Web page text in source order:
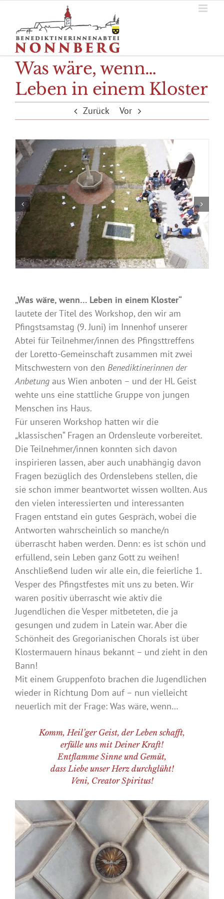
springen
Was wäre, wenn…
Leben in einem Kloster
Zurück Vor
„Was wäre, wenn… Leben in einem Kloster“
lautete der Titel des Workshop, den wir am
Pfingstsamstag (9. Juni) im Innenhof unserer
Abtei für Teilnehmer/innen des Pfingsttreffens
der Loretto-Gemeinschaft zusammen mit zwei
Mitschwestern von den Benediktinerinnen der
Anbetung aus Wien anboten – und der Hl. Geist
wehte uns eine stattliche Gruppe von jungen
Menschen ins Haus.
Für unseren Workshop hatten wir die
„klassischen“ Fragen an Ordensleute vorbereitet.
Die Teilnehmer/innen konnten sich davon
inspirieren lassen, aber auch unabhängig davon
Fragen bezüglich des Ordenslebens stellen, die
sie schon immer beantwortet wissen wollten. Aus
den vielen interessierten und interessanten
Fragen entstand ein gutes Gespräch, wobei die
Antworten wahrscheinlich so manche/n
überrascht haben werden. Denn: es ist schön und
erfüllend, sein Leben ganz Gott zu weihen!
Anschließend luden wir alle ein, die feierliche 1.
Vesper des Pfingstfestes mit uns zu beten. Wir
waren positiv überrascht wie aktiv die
Jugendlichen die Vesper mitbeteten, die ja
gesungen und zudem in Latein war. Aber die
Schönheit des Gregorianischen Chorals ist über
Klostermauern hinaus bekannt – und zieht in den
Bann!
Mit einem Gruppenfoto brachen die Jugendlichen
wieder in Richtung Dom auf – nun vielleicht
neuerlich mit der Frage: Was wäre, wenn…
Komm, Heil’ger Geist, der Leben schafft,
erfülle uns mit Deiner Kraft!
Entflamme Sinne und Gemüt,
dass Liebe unser Herz durchglüht!
Veni, Creator Spiritus!